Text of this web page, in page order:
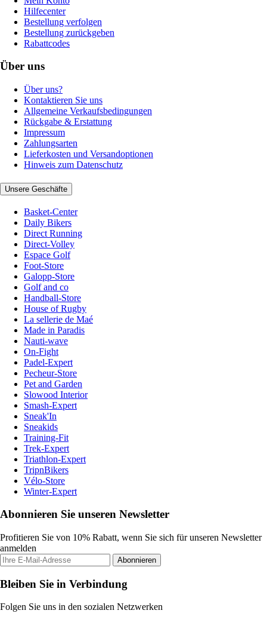
Hilfecenter
Bestellung verfolgen
Bestellung zurückgeben
Rabattcodes
Über uns
Über uns?
Kontaktieren Sie uns
Allgemeine Verkaufsbedingungen
Rückgabe & Erstattung
Impressum
Zahlungsarten
Lieferkosten und Versandoptionen
Hinweis zum Datenschutz
Unsere Geschäfte
Basket-Center
Daily Bikers
Direct Running
Direct-Volley
Espace Golf
Foot-Store
Galopp-Store
Golf and co
Handball-Store
House of Rugby
La sellerie de Maé
Made in Paradis
Nauti-wave
On-Fight
Padel-Expert
Pecheur-Store
Pet and Garden
Slowood Interior
Smash-Expert
Sneak'In
Sneakids
Training-Fit
Trek-Expert
Triathlon-Expert
TripnBikers
Vélo-Store
Winter-Expert
Abonnieren Sie unseren Newsletter
Profitieren Sie von 10% Rabatt, wenn Sie sich für unseren Newsletter
anmelden
Abonnieren
Bleiben Sie in Verbindung
Folgen Sie uns in den sozialen Netzwerken